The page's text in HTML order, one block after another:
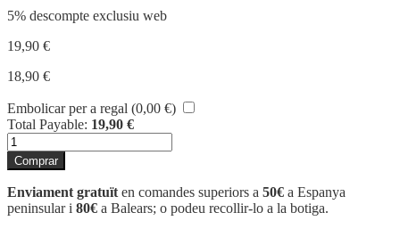
5% descompte exclusiu web
19,90 €
18,90 €
Embolicar per a regal (0,00 €)
Total Payable: 19,90 €
quantitat
de
LA
CUARTA
VÍCTIMA
Comprar
Enviament gratuït en comandes superiors a 50€ a Espanya
peninsular i 80€ a Balears; o podeu recollir-lo a la botiga.